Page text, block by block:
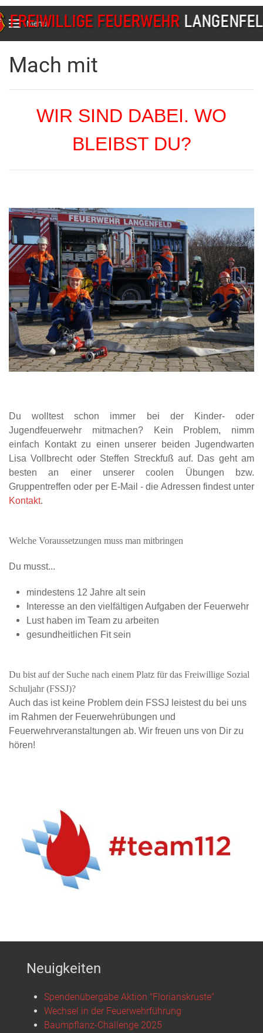
Menu
Mach mit
WIR SIND DABEI. WO
BLEIBST DU?
Du wolltest schon immer bei der Kinder- oder
Jugendfeuerwehr mitmachen? Kein Problem, nimm
einfach Kontakt zu einen unserer beiden Jugendwarten
Lisa Vollbrecht oder Steffen Streckfuß auf. Das geht am
besten an einer unserer coolen Übungen bzw.
Gruppentreffen oder per E-Mail - die Adressen findest unter
Kontakt.
Welche Voraussetzungen muss man mitbringen
Du musst...
mindestens 12 Jahre alt sein
Interesse an den vielfältigen Aufgaben der Feuerwehr
Lust haben im Team zu arbeiten
gesundheitlichen Fit sein
Du bist auf der Suche nach einem Platz für das Freiwillige Sozial
Schuljahr (FSSJ)?
Auch das ist keine Problem dein FSSJ leistest du bei uns
im Rahmen der Feuerwehrübungen und
Feuerwehrveranstaltungen ab. Wir freuen uns von Dir zu
hören!
Neuigkeiten
Spendenübergabe Aktion "Florianskruste"
Wechsel in der Feuerwehrführung
Baumpflanz-Challenge 2025